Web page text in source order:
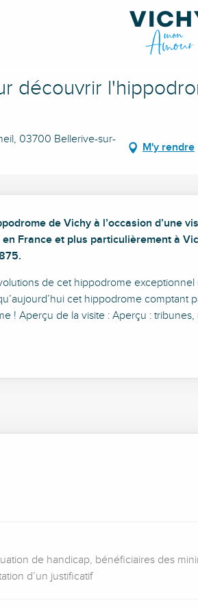
découvrir
03700 Bellerive-sur-
M'y rendre
de Vichy à l’occasion d’une
France et plus particulièrement à
de cet hippodrome exceptionnel
cet hippodrome comptant
! Aperçu de la visite : Aperçu : tribunes,
de handicap, bénéficiaires des
d’un justificatif